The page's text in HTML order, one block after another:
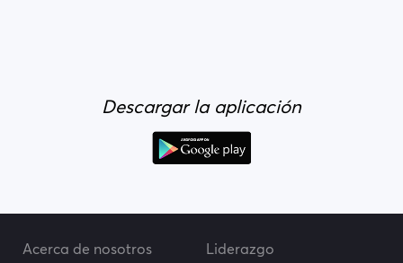
Descargar la aplicación
Acerca de nosotros Liderazgo